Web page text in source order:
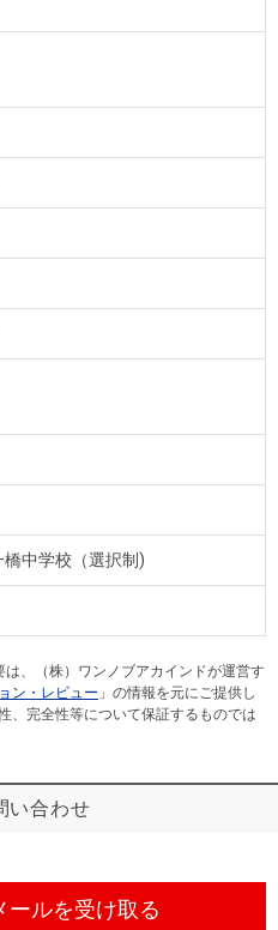
中学校（選択制)
は、（株）ワンノブアカインドが運営す
ン・レビュー 」の情報を元にご提供し
、完全性等について保証するものでは
い合わせ
ールを受け取る